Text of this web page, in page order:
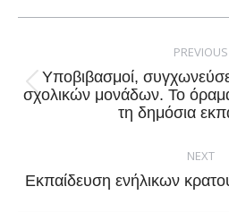
Facebook
X
PREVIOUS
post:
Υποβιβασμοί,
σχολικών μονάδων. Το
τη δημόσια
NEXT
Next
Εκπαίδευση ενήλικων